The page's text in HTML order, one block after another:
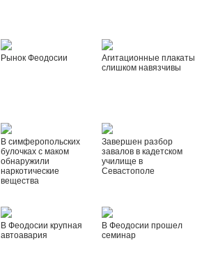
Рынок Феодосии
Агитационные плакаты
слишком навязчивы
В симферопольских
булочках с маком
обнаружили
наркотические
вещества
Завершен разбор
завалов в кадетском
училище в
Севастополе
В Феодосии крупная
автоавария
В Феодосии прошел
семинар